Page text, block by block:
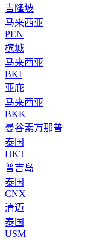
吉隆坡
马来西亚
PEN
槟城
马来西亚
BKI
亚庇
马来西亚
BKK
曼谷素万那普
泰国
HKT
普吉岛
泰国
CNX
清迈
泰国
USM